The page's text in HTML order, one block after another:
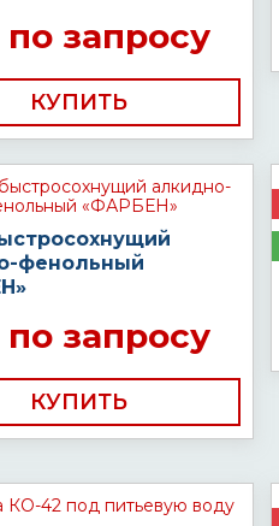
запросу
КУПИТЬ
фенольный
запросу
КУПИТЬ